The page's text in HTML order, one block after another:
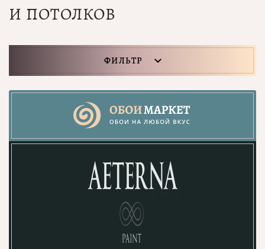
И ПОТОЛКОВ
ФИЛЬТР